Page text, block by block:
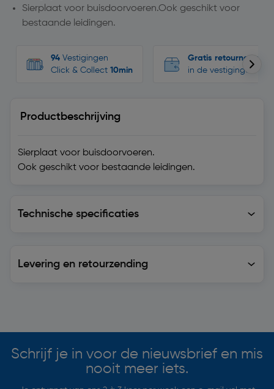
Sierplaat voor buisdoorvoeren.Ook geschikt voor
bestaande leidingen.
94 Vestigingen
Click & Collect 10min
Gratis retourneren
in de vestigingen
Productbeschrijving
Sierplaat voor buisdoorvoeren.
Ook geschikt voor bestaande leidingen.
Technische specificaties
Levering en retourzending
Schrijf je in voor de nieuwsbrief en mis
nooit meer iets.